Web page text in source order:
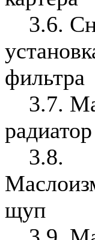
3.6.
фильтра
3.7.
радиатор
3.8.
щуп